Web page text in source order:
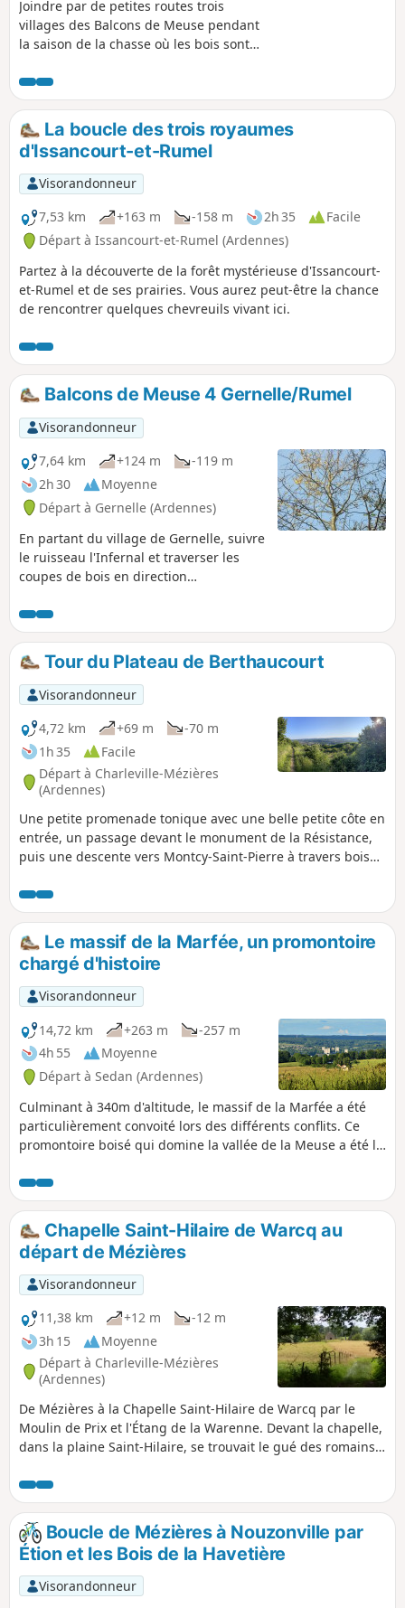
Joindre par de petites routes trois
villages des Balcons de Meuse pendant
la saison de la chasse où les bois sont
agréable et permet de découvrir des
endroits privilégiés. Il peut se joindre à
la randonnée n°1 qu'il prolongerait.
La boucle des trois royaumes
d'Issancourt-et-Rumel
Visorandonneur
7,53 km
+163 m -158 m 2h 35
Facile
Départ à Issancourt-et-Rumel (Ardennes)
Partez à la découverte de la forêt mystérieuse d'Issancourt-
et-Rumel et de ses prairies. Vous aurez peut-être la chance
de rencontrer quelques chevreuils vivant ici.
Balcons de Meuse 4 Gernelle/Rumel
Visorandonneur
7,64 km
+124 m
-119 m
2h 30
Moyenne
Départ à Gernelle (Ardennes)
En partant du village de Gernelle, suivre
le ruisseau l'Infernal et traverser les
coupes de bois en direction
remonter par Rumel vers le Calvaire de
Gernelle et l'une des plus belles vallées
du canton.
Tour du Plateau de Berthaucourt
Visorandonneur
4,72 km
+69 m
-70 m
1h 35
Facile
Départ à Charleville-Mézières
(Ardennes)
Une petite promenade tonique avec une belle petite côte en
entrée, un passage devant le monument de la Résistance,
puis une descente vers Montcy-Saint-Pierre à travers bois
l'arrivée par la Voie Verte.
Le massif de la Marfée, un promontoire
chargé d'histoire
Visorandonneur
14,72 km
+263 m
-257 m
4h 55
Moyenne
Départ à Sedan (Ardennes)
Culminant à 340m d'altitude, le massif de la Marfée a été
particulièrement convoité lors des différents conflits. Ce
promontoire boisé qui domine la vallée de la Meuse a été le
Sedanais". Depuis le belvédère où plus de dix villages
pourront être observés, il est facile de comprendre l'intérêt
stratégique qu'a pu représenter ce Haut Lieu proche de la
frontière. Dans les deux nécropoles de Noyers reposent
près de 30000 soldats allemands et français.
Chapelle Saint-Hilaire de Warcq au
départ de Mézières
Visorandonneur
11,38 km
+12 m
-12 m
3h 15
Moyenne
Départ à Charleville-Mézières
(Ardennes)
De Mézières à la Chapelle Saint-Hilaire de Warcq par le
Moulin de Prix et l'Étang de la Warenne. Devant la chapelle,
dans la plaine Saint-Hilaire, se trouvait le gué des romains
Ardennaises, 04/2020), Cette boucle de 11,5 km, facile et
avec une orientation facile, visite le Moulin de Prix-les
Mézières, la Tour de l’Eau à Warcq et l'Étang de la Warenne.
Boucle de Mézières à Nouzonville par
Étion et les Bois de la Havetière
Visorandonneur